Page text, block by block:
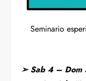
Seminario
➢ Sab 4 – Dom